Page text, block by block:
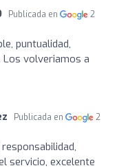
Publicada en
2
puntualidad,
Los volveriamos a
Publicada en
2
servicio, excelente